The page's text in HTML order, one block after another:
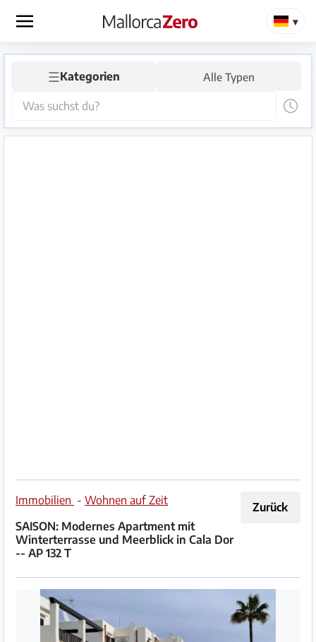
×
Startseite
Anzeige
aufgeben
Hilfe
FAQ
☰Kategorien Alle Typen
Zurück
Immobilien - Wohnen auf Zeit
SAISON: Modernes Apartment mit
Winterterrasse und Meerblick in Cala Dor
-- AP 132 T